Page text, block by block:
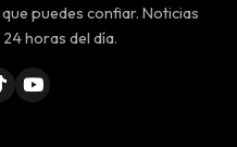
puedes confiar. Noticias
horas del día.